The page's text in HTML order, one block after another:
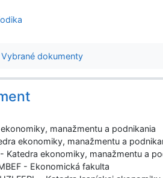
Vybrané dokumenty
manažmentu a podnikania
ekonomiky, manažmentu a
Katedra ekonomiky, manažmentu a
- Ekonomická fakulta